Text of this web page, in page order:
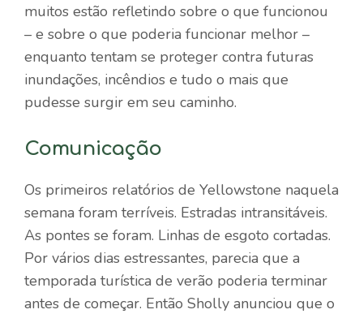
muitos estão refletindo sobre o que funcionou
– e sobre o que poderia funcionar melhor –
enquanto tentam se proteger contra futuras
inundações, incêndios e tudo o mais que
pudesse surgir em seu caminho.
Comunicação
Os primeiros relatórios de Yellowstone naquela
semana foram terríveis. Estradas intransitáveis.
As pontes se foram. Linhas de esgoto cortadas.
Por vários dias estressantes, parecia que a
temporada turística de verão poderia terminar
antes de começar. Então Sholly anunciou que o